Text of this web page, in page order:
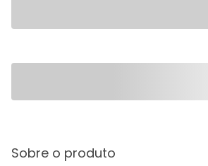
Sobre o produto